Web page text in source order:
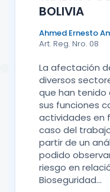
BOLIVIA
Ahmed Ernesto
Art. Reg. Nro. 08
La afectación
diversos
que han tenido
sus funciones
actividades en
caso del
partir de un
podido
riesgo en
Bioseguridad...